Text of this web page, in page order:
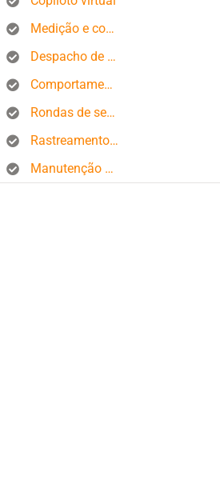
Medição e controle de estados produtivos
Despacho de ônibus
Comportamento do motorista
Rondas de segurança
Rastreamento de smartphone
Manutenção de frota